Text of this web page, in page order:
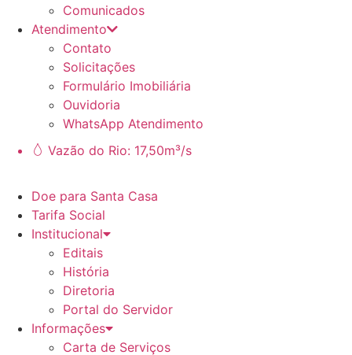
Comunicados
Atendimento
Contato
Solicitações
Formulário Imobiliária
Ouvidoria
WhatsApp Atendimento
Vazão do Rio: 17,50m³/s
Doe para Santa Casa
Tarifa Social
Institucional
Editais
História
Diretoria
Portal do Servidor
Informações
Carta de Serviços